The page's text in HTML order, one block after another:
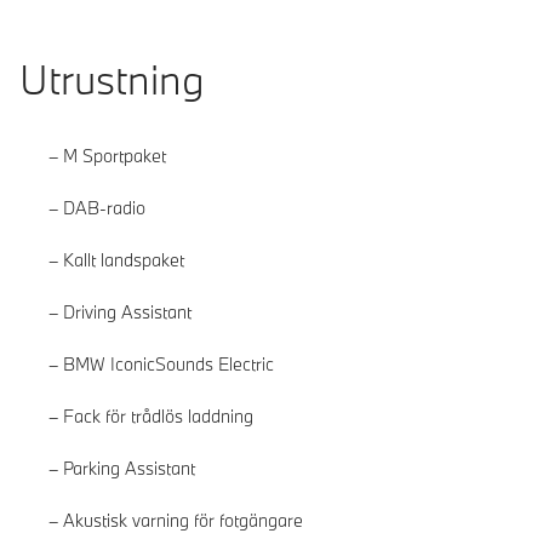
Utrustning
M Sportpaket
DAB-radio
Kallt landspaket
Driving Assistant
BMW IconicSounds Electric
Fack för trådlös laddning
Parking Assistant
Akustisk varning för fotgängare